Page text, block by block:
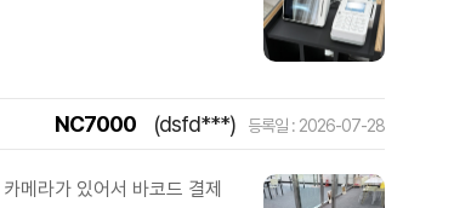
NC7000 (dsfd***) 등록일 : 2026-07-28
메라가 있어서 바코드 결제